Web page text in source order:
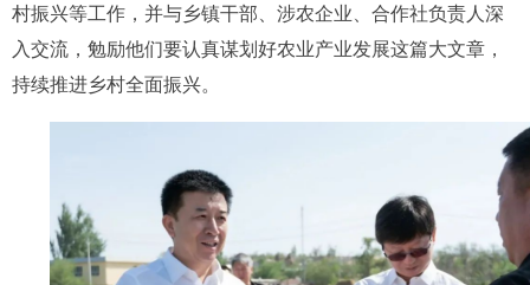
村振兴等工作，并与乡镇干部、涉农企业、合作社负责人深
入交流，勉励他们要认真谋划好农业产业发展这篇大文章，
持续推进乡村全面振兴。